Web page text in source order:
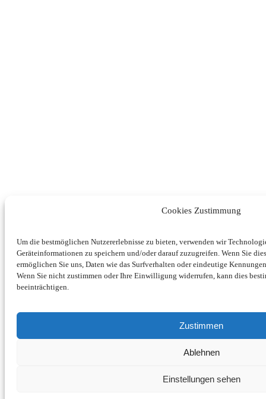
Cookies Zustimmung
Um die bestmöglichen Nutzererlebnisse zu bieten, verwenden wir
Geräteinformationen zu speichern und/oder darauf zuzugreifen. Wenn Sie
ermöglichen Sie uns, Daten wie das Surfverhalten oder eindeutige
Wenn Sie nicht zustimmen oder Ihre Einwilligung widerrufen, kann dies
beeinträchtigen.
Zustimmen
Ablehnen
Einstellungen sehen